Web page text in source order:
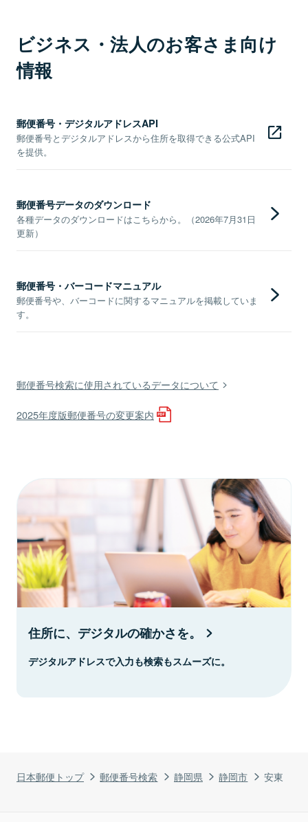
日本郵便トップ 郵便番号検索 静岡県 静岡市 安東
ビジネス・法人のお客さま向け
情報
郵便番号・デジタルアドレスAPI
郵便番号とデジタルアドレスから住所を取得できる公式API
を提供。
郵便番号データのダウンロード
各種データのダウンロードはこちらから。（2026年7月31日
更新）
郵便番号・バーコードマニュアル
郵便番号や、バーコードに関するマニュアルを掲載していま
す。
郵便番号検索に使用されているデータについて
2025年度版郵便番号の変更案内
住所に、デジタルの確かさを。
デジタルアドレスで入力も検索もスムーズに。